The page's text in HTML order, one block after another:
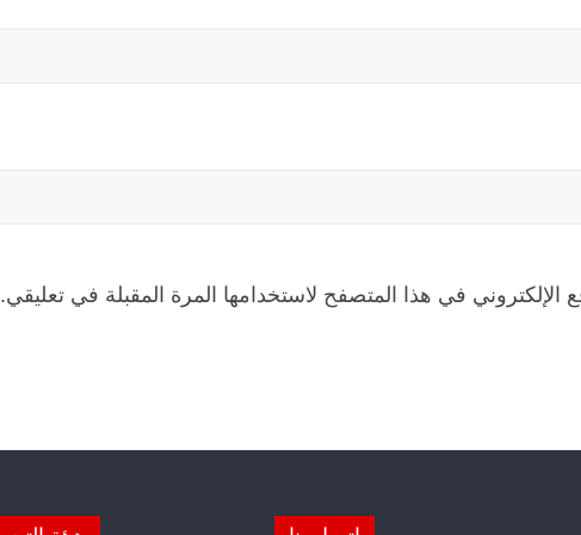
الإلكتروني في هذا المتصفح لاستخدامها المرة المقبلة في تعليقي.